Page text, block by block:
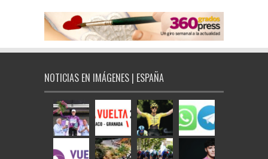
NOTICIAS EN IMÁGENES | ESPAÑA